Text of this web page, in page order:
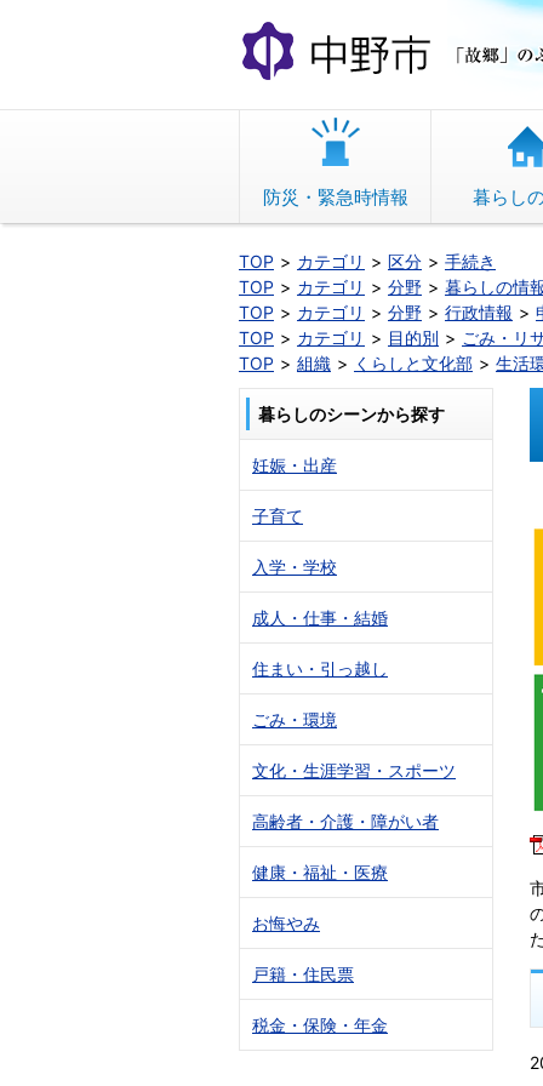
文
へ
動
防災・緊急時情報 暮らし
TOP カテゴリ 区分
手続き
TOP
カテゴリ 分野
暮らしの情
TOP
カテゴリ 分野 行政情報
TOP
カテゴリ 目的別
ごみ・リ
TOP
組織 くらしと文化部 生活
暮らしのシーンから探す
妊娠・出産
子育て
入学・学校
成人・仕事・結婚
住まい・引っ越し
ごみ・環境
文化・生涯学習・スポーツ
高齢者・介護・障がい者
健康・福祉・医療
お悔やみ
戸籍・住民票
税金・保険・年金